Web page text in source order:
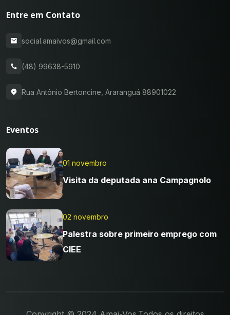
Entre em Contato
social.amaivos@gmail.com
(48) 99638-5910
Rua Antônio Bertoncine, Araranguá 88901022
Eventos
01 novembro
Visita da deputada ana Campagnolo
02 novembro
Palestra sobre primeiro emprego com
CIEE